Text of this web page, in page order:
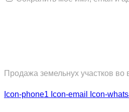
Продажа земельнух участков
Icon-phone1 Icon-email Icon-